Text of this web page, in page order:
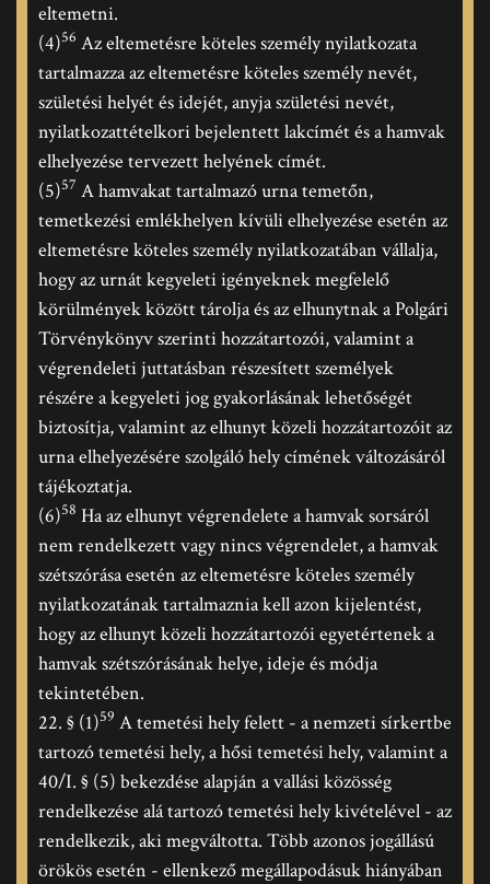
eltemetni.
(4)56 Az eltemetésre köteles személy nyilatkozata
tartalmazza az eltemetésre köteles személy nevét,
születési helyét és idejét, anyja születési nevét,
nyilatkozattételkori bejelentett lakcímét és a hamvak
elhelyezése tervezett helyének címét.
(5)57 A hamvakat tartalmazó urna temetőn,
temetkezési emlékhelyen kívüli elhelyezése esetén az
eltemetésre köteles személy nyilatkozatában vállalja,
hogy az urnát kegyeleti igényeknek megfelelő
körülmények között tárolja és az elhunytnak a Polgári
Törvénykönyv szerinti hozzátartozói, valamint a
végrendeleti juttatásban részesített személyek
részére a kegyeleti jog gyakorlásának lehetőségét
biztosítja, valamint az elhunyt közeli hozzátartozóit az
urna elhelyezésére szolgáló hely címének változásáról
tájékoztatja.
(6)58 Ha az elhunyt végrendelete a hamvak sorsáról
nem rendelkezett vagy nincs végrendelet, a hamvak
szétszórása esetén az eltemetésre köteles személy
nyilatkozatának tartalmaznia kell azon kijelentést,
hogy az elhunyt közeli hozzátartozói egyetértenek a
hamvak szétszórásának helye, ideje és módja
tekintetében.
22. § (1)59 A temetési hely felett - a nemzeti sírkertbe
tartozó temetési hely, a hősi temetési hely, valamint a
40/I. § (5) bekezdése alapján a vallási közösség
rendelkezése alá tartozó temetési hely kivételével - az
rendelkezik, aki megváltotta. Több azonos jogállású
örökös esetén - ellenkező megállapodásuk hiányában